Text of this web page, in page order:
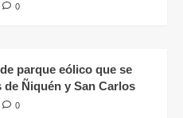
0
parque eólico que se
Ñiquén y San Carlos
0